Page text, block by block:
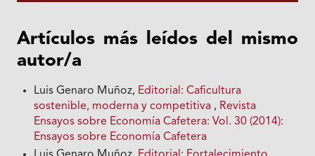
Artículos más leídos del mismo
autor/a
Luis Genaro Muñoz, Editorial: Caficultura
sostenible, moderna y competitiva , Revista
Ensayos sobre Economía Cafetera: Vol. 30 (2014):
Ensayos sobre Economía Cafetera